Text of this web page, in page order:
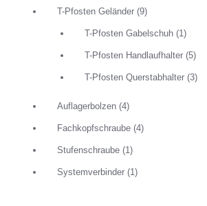
T-Pfosten Geländer (9)
T-Pfosten Gabelschuh (1)
T-Pfosten Handlaufhalter (5)
T-Pfosten Querstabhalter (3)
Auflagerbolzen (4)
Fachkopfschraube (4)
Stufenschraube (1)
Systemverbinder (1)